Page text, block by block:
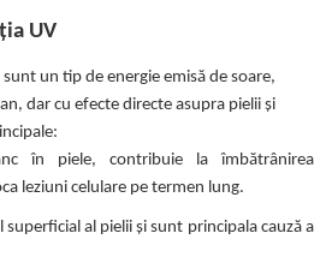
UV
un tip de energie emisă de soare,
dar cu efecte directe asupra pielii și
în piele, contribuie la îmbătrânirea
leziuni celulare pe termen lung.
superficial al pielii și sunt principala cauză a